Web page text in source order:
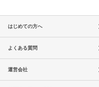
はじめての方へ
よくある質問
運営会社